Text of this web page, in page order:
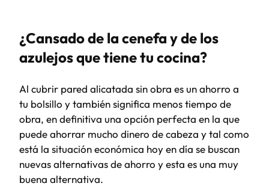
¿Cansado de la cenefa y de los
azulejos que tiene tu cocina?
Al cubrir pared alicatada sin obra es un ahorro a
tu bolsillo y también significa menos tiempo de
obra, en definitiva una opción perfecta en la que
puede ahorrar mucho dinero de cabeza y tal como
está la situación económica hoy en día se buscan
nuevas alternativas de ahorro y esta es una muy
buena alternativa.